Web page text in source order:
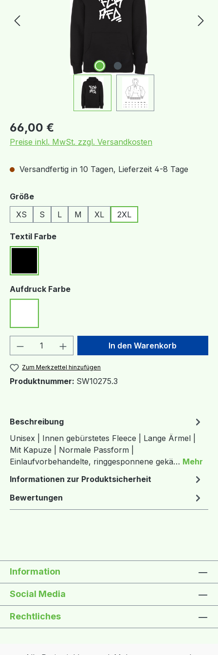
Regulärer Preis:
66,00 €
Preise inkl. MwSt. zzgl. Versandkosten
Versandfertig in 10 Tagen, Lieferzeit 4-8 Tage
Größeauswählen
XS
S L M XL 2XL
Textil Farbeauswählen
Aufdruck Farbeauswählen
Produkt Anzahl: Gib denIn den Warenkorb
Zum Merkzettel hinzufügen
Produktnummer: SW10275.3
Beschreibung
Unisex | Innen gebürstetes Fleece | Lange Ärmel |
Mit Kapuze | Normale Passform |
Einlaufvorbehandelte, ringgesponnene gekä… Mehr
Informationen zur Produktsicherheit
Bewertungen
Information
Social Media
Rechtliches